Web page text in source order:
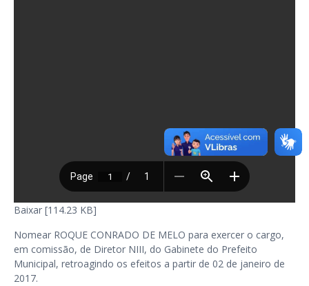
Baixar [114.23 KB]
Nomear ROQUE CONRADO DE MELO para exercer o cargo,
em comissão, de Diretor NIII, do Gabinete do Prefeito
Municipal, retroagindo os efeitos a partir de 02 de janeiro de
2017.